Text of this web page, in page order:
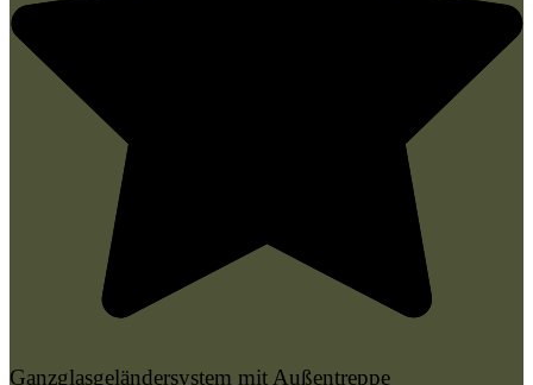
Ganzglasgeländersystem mit Außentreppe